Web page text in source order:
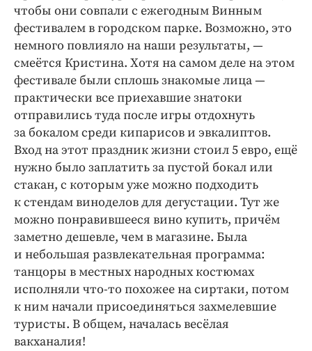
чтобы они совпали с ежегодным Винным
фестивалем в городском парке. Возможно, это
немного повлияло на наши результаты, —
смеётся Кристина. Хотя на самом деле на этом
фестивале были сплошь знакомые лица —
практически все приехавшие знатоки
отправились туда после игры отдохнуть
за бокалом среди кипарисов и эвкалиптов.
Вход на этот праздник жизни стоил 5 евро, ещё
нужно было заплатить за пустой бокал или
стакан, с которым уже можно подходить
к стендам виноделов для дегустации. Тут же
можно понравившееся вино купить, причём
заметно дешевле, чем в магазине. Была
и небольшая развлекательная программа:
танцоры в местных народных костюмах
исполняли что-то похожее на сиртаки, потом
к ним начали присоединяться захмелевшие
туристы. В общем, началась весёлая
вакханалия!